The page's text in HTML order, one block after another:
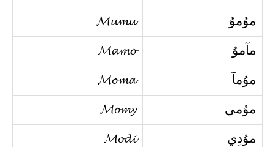
موُموُ 𝓜𝓾𝓶𝓾
مآموُ 𝓜𝓪𝓶𝓸
موُمآ 𝓜𝓸𝓶𝓪
موُمي 𝓜𝓸𝓶𝔂
موُدِي 𝓜𝓸𝓭𝓲